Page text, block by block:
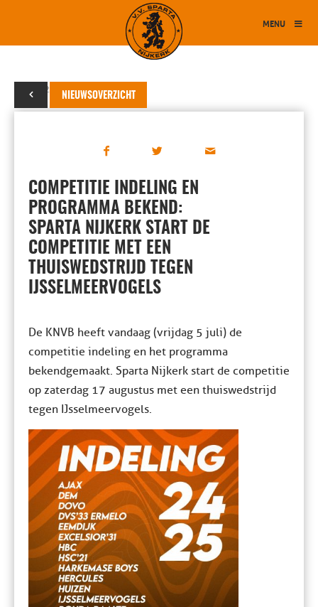
MENU
NIEUWSOVERZICHT
05 juli 2024
COMPETITIE INDELING EN
PROGRAMMA BEKEND:
SPARTA NIJKERK START DE
COMPETITIE MET EEN
THUISWEDSTRIJD TEGEN
IJSSELMEERVOGELS
De KNVB heeft vandaag (vrijdag 5 juli) de
competitie indeling en het programma
bekendgemaakt. Sparta Nijkerk start de competitie
op zaterdag 17 augustus met een thuiswedstrijd
tegen IJsselmeervogels.